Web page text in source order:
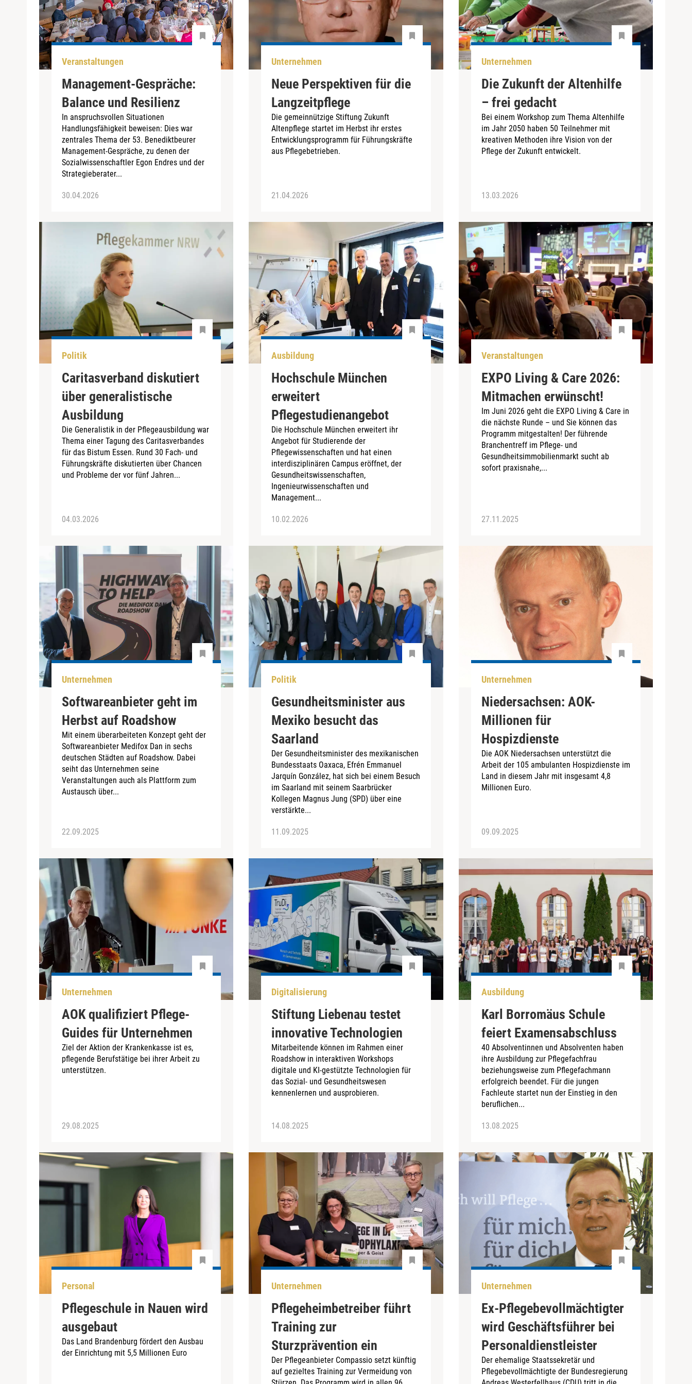
Veranstaltungen
Management-Gespräche:
Balance und Resilienz
In anspruchsvollen Situationen
Handlungsfähigkeit beweisen: Dies war
zentrales Thema der 53. Benediktbeurer
Management-Gespräche, zu denen der
Sozialwissenschaftler Egon Endres und der
Strategieberater...
30.04.2026
Unternehmen
Neue Perspektiven für die
Langzeitpflege
Die gemeinnützige Stiftung Zukunft
Altenpflege startet im Herbst ihr erstes
Entwicklungsprogramm für Führungskräfte
aus Pflegebetrieben.
21.04.2026
Unternehmen
Die Zukunft der Altenhilfe
– frei gedacht
Bei einem Workshop zum Thema Altenhilfe
im Jahr 2050 haben 50 Teilnehmer mit
kreativen Methoden ihre Vision von der
Pflege der Zukunft entwickelt.
13.03.2026
Politik
Caritasverband diskutiert
über generalistische
Ausbildung
Die Generalistik in der Pflegeausbildung war
Thema einer Tagung des Caritasverbandes
für das Bistum Essen. Rund 30 Fach- und
Führungskräfte diskutierten über Chancen
und Probleme der vor fünf Jahren...
04.03.2026
Ausbildung
Hochschule München
erweitert
Pflegestudienangebot
Die Hochschule München erweitert ihr
Angebot für Studierende der
Pflegewissenschaften und hat einen
interdisziplinären Campus eröffnet, der
Gesundheitswissenschaften,
Ingenieurwissenschaften und
Management...
10.02.2026
Veranstaltungen
EXPO Living & Care 2026:
Mitmachen erwünscht!
Im Juni 2026 geht die EXPO Living & Care in
die nächste Runde – und Sie können das
Programm mitgestalten! Der führende
Branchentreff im Pflege- und
Gesundheitsimmobilienmarkt sucht ab
sofort praxisnahe,...
27.11.2025
Unternehmen
Softwareanbieter geht im
Herbst auf Roadshow
Mit einem überarbeiteten Konzept geht der
Softwareanbieter Medifox Dan in sechs
deutschen Städten auf Roadshow. Dabei
seiht das Unternehmen seine
Veranstaltungen auch als Plattform zum
Austausch über...
22.09.2025
Politik
Gesundheitsminister aus
Mexiko besucht das
Saarland
Der Gesundheitsminister des mexikanischen
Bundesstaats Oaxaca, Efrén Emmanuel
Jarquín González, hat sich bei einem Besuch
im Saarland mit seinem Saarbrücker
Kollegen Magnus Jung (SPD) über eine
verstärkte...
11.09.2025
Unternehmen
Niedersachsen: AOK-
Millionen für
Hospizdienste
Die AOK Niedersachsen unterstützt die
Arbeit der 105 ambulanten Hospizdienste im
Land in diesem Jahr mit insgesamt 4,8
Millionen Euro.
09.09.2025
Unternehmen
AOK qualifiziert Pflege-
Guides für Unternehmen
Ziel der Aktion der Krankenkasse ist es,
pflegende Berufstätige bei ihrer Arbeit zu
unterstützen.
29.08.2025
Digitalisierung
Stiftung Liebenau testet
innovative Technologien
Mitarbeitende können im Rahmen einer
Roadshow in interaktiven Workshops
digitale und KI-gestützte Technologien für
das Sozial- und Gesundheitswesen
kennenlernen und ausprobieren.
14.08.2025
Ausbildung
Karl Borromäus Schule
feiert Examensabschluss
40 Absolventinnen und Absolventen haben
ihre Ausbildung zur Pflegefachfrau
beziehungsweise zum Pflegefachmann
erfolgreich beendet. Für die jungen
Fachleute startet nun der Einstieg in den
beruflichen...
13.08.2025
Personal
Pflegeschule in Nauen wird
ausgebaut
Das Land Brandenburg fördert den Ausbau
der Einrichtung mit 5,5 Millionen Euro
Unternehmen
Pflegeheimbetreiber führt
Training zur
Sturzprävention ein
Der Pflegeanbieter Compassio setzt künftig
auf gezieltes Training zur Vermeidung von
Unternehmen
Ex-Pflegebevollmächtigter
wird Geschäftsführer bei
Personaldienstleister
Der ehemalige Staatssekretär und
Pflegebevollmächtigte der Bundesregierung